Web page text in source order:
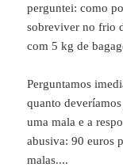
perguntei: como
sobreviver no frio
com 5 kg de
Perguntamos
quanto
uma mala e a
abusiva: 90 euros
malas....